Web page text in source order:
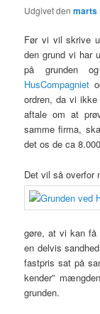
Udgivet denmarts
Før vi vil skrive
den grund vi har
på grunden
HusCompagniet
ordren, da vi
aftale om at
samme firma,
det os de ca
Det vil så overfor
gøre, at vi kan få
en delvis
fastpris sat på
kender”
grunden.